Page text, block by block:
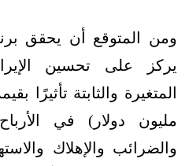
ومن المتوقع أن يحقق
يركز على تحسين
مليون دولار) في